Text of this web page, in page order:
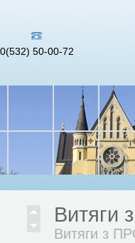
0(532) 50-00-72
Витяги
Витяги з